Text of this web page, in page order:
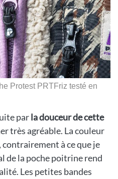
Protest PRTFriz testé en
parla douceur de cette
très agréable. La couleur
à ce que je
de la poche poitrine rend
Les petites bandes